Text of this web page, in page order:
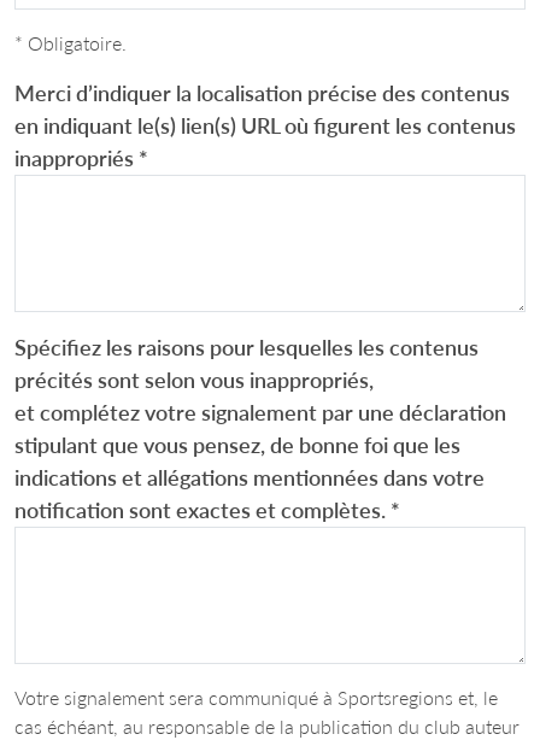
* Obligatoire.
Merci d’indiquer la localisation précise des contenus
en indiquant le(s) lien(s) URL où figurent les contenus
inappropriés *
Spécifiez les raisons pour lesquelles les contenus
précités sont selon vous inappropriés,
et complétez votre signalement par une déclaration
stipulant que vous pensez, de bonne foi que les
indications et allégations mentionnées dans votre
notification sont exactes et complètes. *
Votre signalement sera communiqué à Sportsregions et, le
cas échéant, au responsable de la publication du club auteur